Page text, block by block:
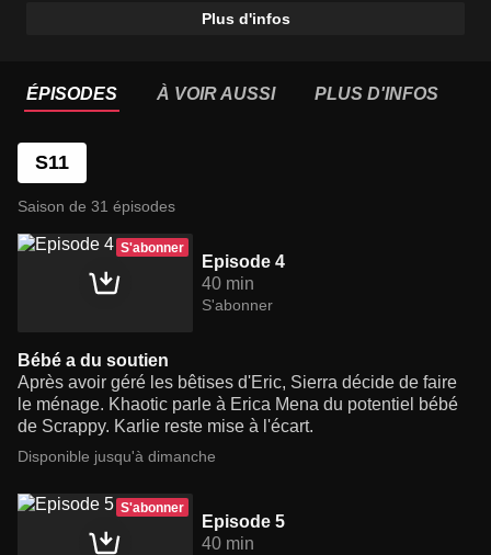
Plus d'infos
ÉPISODES À VOIR AUSSI PLUS D'INFOS
S11
Saison de 31 épisodes
S'abonner
Episode 4
40 min
S'abonner
Bébé a du soutien
Après avoir géré les bêtises d'Eric, Sierra décide de faire
le ménage. Khaotic parle à Erica Mena du potentiel bébé
de Scrappy. Karlie reste mise à l'écart.
Disponible jusqu'à dimanche
S'abonner
Episode 5
40 min